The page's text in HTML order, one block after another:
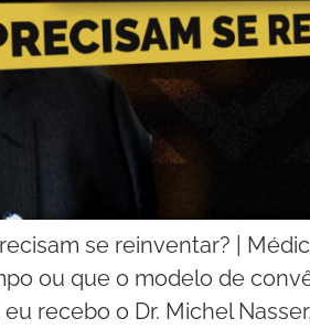
se reinventar? |
ou que o modelo de
recebo o Dr. Michel